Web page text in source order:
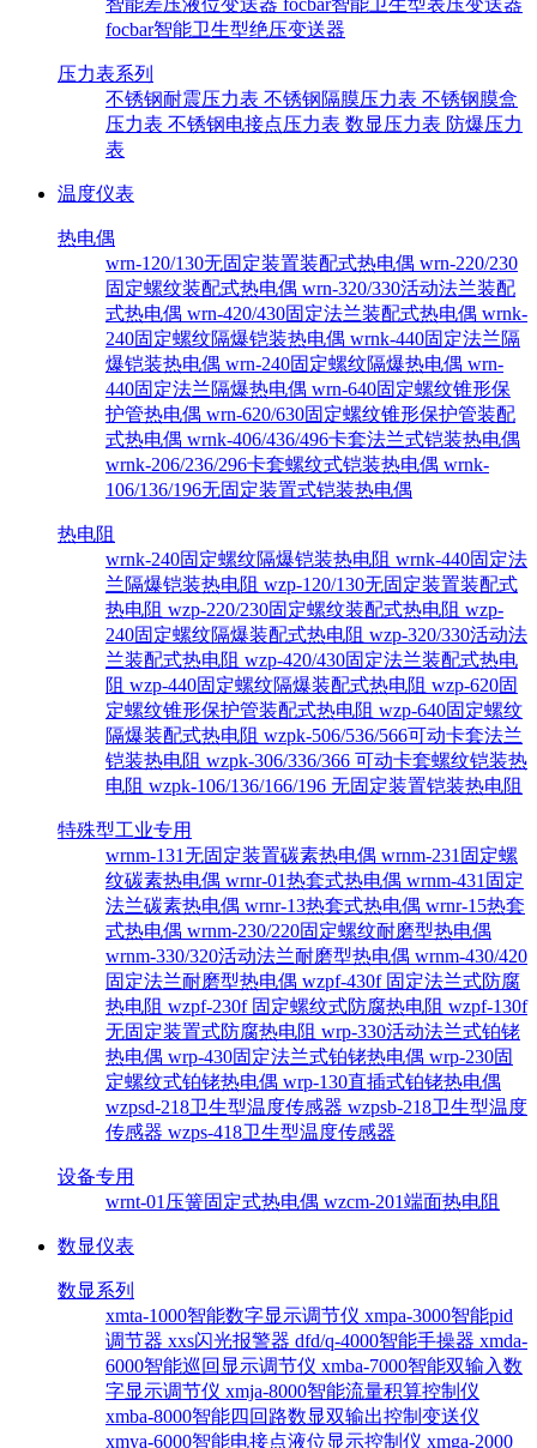
智能差压液位变送器 focbar智能卫生型表压变送器
focbar智能卫生型绝压变送器
压力表系列
不锈钢耐震压力表 不锈钢隔膜压力表 不锈钢膜盒
压力表 不锈钢电接点压力表 数显压力表 防爆压力
表
温度仪表
热电偶
wrn-120/130无固定装置装配式热电偶 wrn-220/230
固定螺纹装配式热电偶 wrn-320/330活动法兰装配
式热电偶 wrn-420/430固定法兰装配式热电偶 wrnk-
240固定螺纹隔爆铠装热电偶 wrnk-440固定法兰隔
爆铠装热电偶 wrn-240固定螺纹隔爆热电偶 wrn-
440固定法兰隔爆热电偶 wrn-640固定螺纹锥形保
护管热电偶 wrn-620/630固定螺纹锥形保护管装配
式热电偶 wrnk-406/436/496卡套法兰式铠装热电偶
wrnk-206/236/296卡套螺纹式铠装热电偶 wrnk-
106/136/196无固定装置式铠装热电偶
热电阻
wrnk-240固定螺纹隔爆铠装热电阻 wrnk-440固定法
兰隔爆铠装热电阻 wzp-120/130无固定装置装配式
热电阻 wzp-220/230固定螺纹装配式热电阻 wzp-
240固定螺纹隔爆装配式热电阻 wzp-320/330活动法
兰装配式热电阻 wzp-420/430固定法兰装配式热电
阻 wzp-440固定螺纹隔爆装配式热电阻 wzp-620固
定螺纹锥形保护管装配式热电阻 wzp-640固定螺纹
隔爆装配式热电阻 wzpk-506/536/566可动卡套法兰
铠装热电阻 wzpk-306/336/366 可动卡套螺纹铠装热
电阻 wzpk-106/136/166/196 无固定装置铠装热电阻
特殊型工业专用
wrnm-131无固定装置碳素热电偶 wrnm-231固定螺
纹碳素热电偶 wrnr-01热套式热电偶 wrnm-431固定
法兰碳素热电偶 wrnr-13热套式热电偶 wrnr-15热套
式热电偶 wrnm-230/220固定螺纹耐磨型热电偶
wrnm-330/320活动法兰耐磨型热电偶 wrnm-430/420
固定法兰耐磨型热电偶 wzpf-430f 固定法兰式防腐
热电阻 wzpf-230f 固定螺纹式防腐热电阻 wzpf-130f
无固定装置式防腐热电阻 wrp-330活动法兰式铂铑
热电偶 wrp-430固定法兰式铂铑热电偶 wrp-230固
定螺纹式铂铑热电偶 wrp-130直插式铂铑热电偶
wzpsd-218卫生型温度传感器 wzpsb-218卫生型温度
传感器 wzps-418卫生型温度传感器
设备专用
wrnt-01压簧固定式热电偶 wzcm-201端面热电阻
数显仪表
数显系列
xmta-1000智能数字显示调节仪 xmpa-3000智能pid
调节器 xxs闪光报警器 dfd/q-4000智能手操器 xmda-
6000智能巡回显示调节仪 xmba-7000智能双输入数
字显示调节仪 xmja-8000智能流量积算控制仪
xmba-8000智能四回路数显双输出控制变送仪
xmya-6000智能电接点液位显示控制仪 xmga-2000